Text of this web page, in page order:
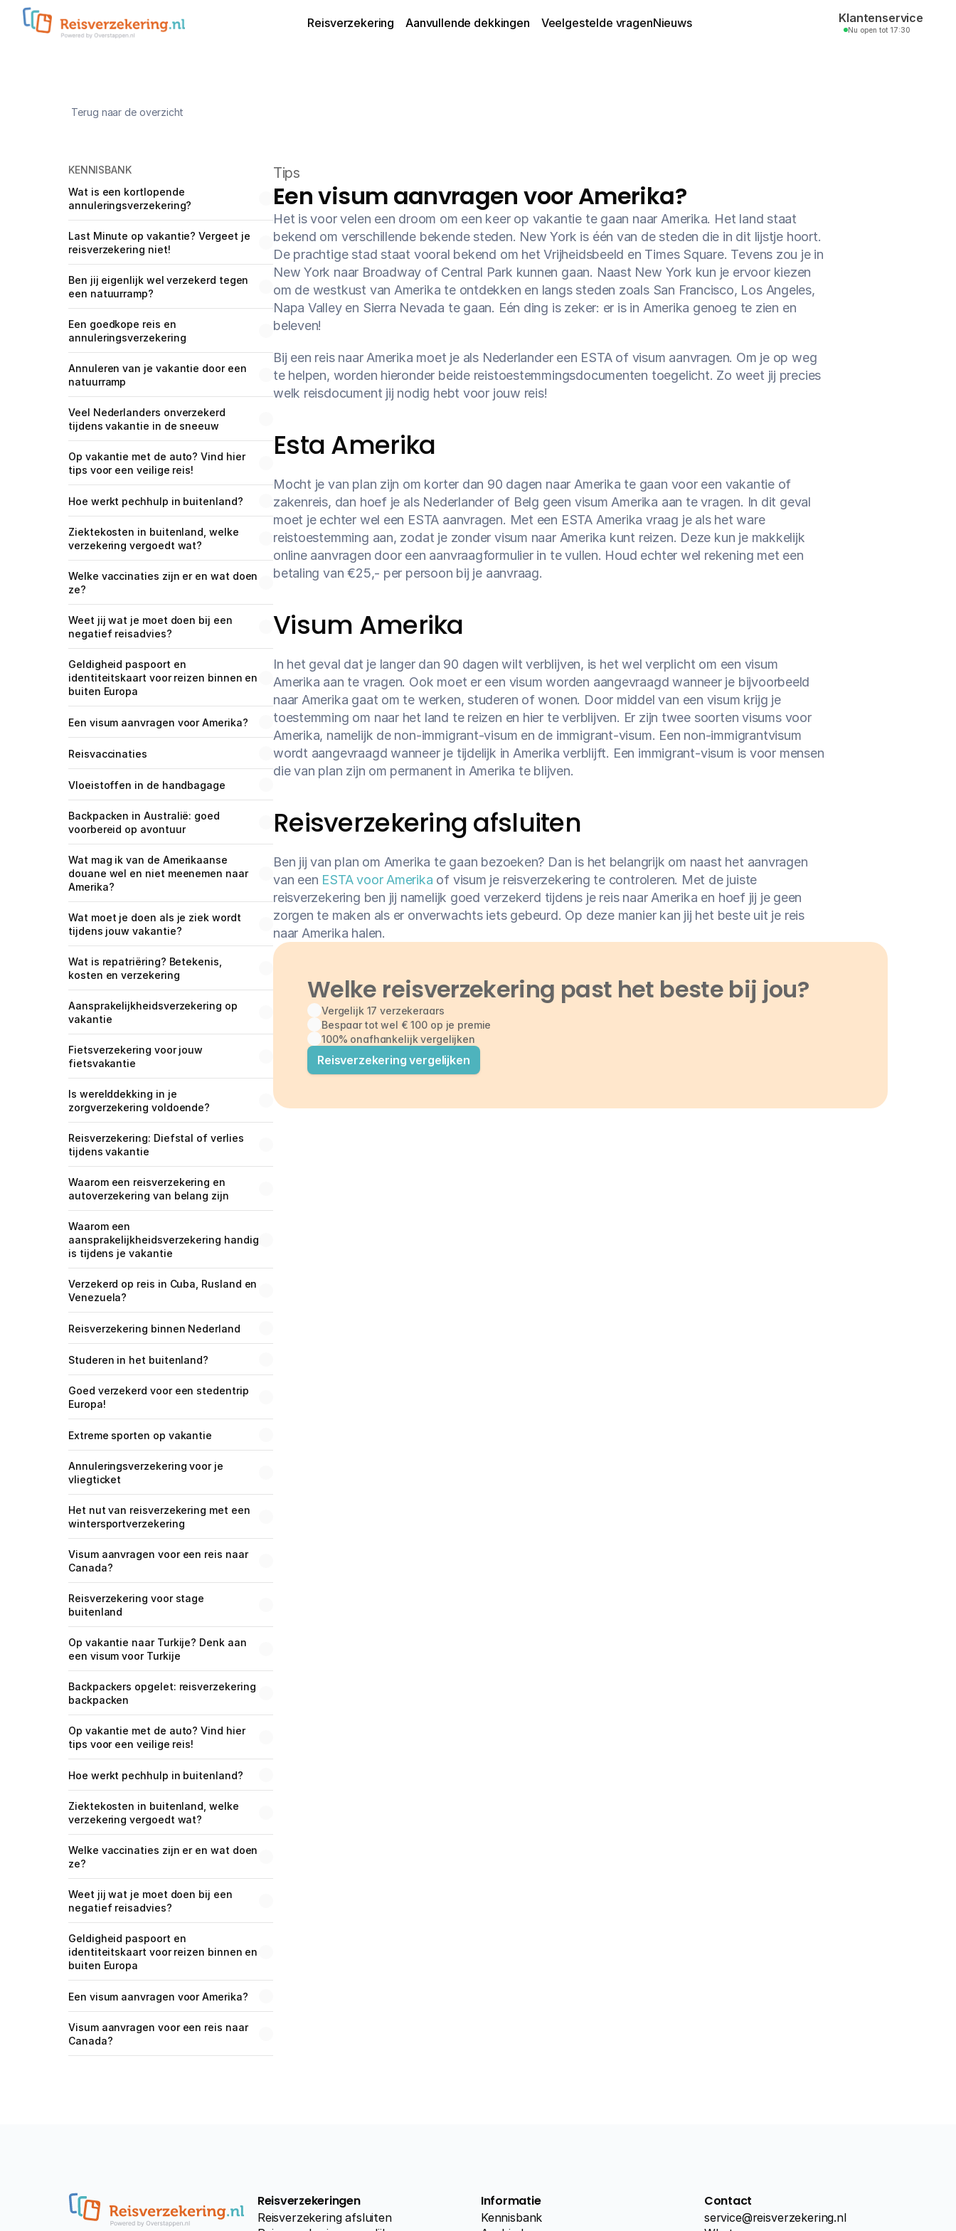
Terug naar de overzicht
KENNISBANK
Wat is een kortlopende
annuleringsverzekering?
Last Minute op vakantie? Vergeet je
reisverzekering niet!
Ben jij eigenlijk wel verzekerd tegen
een natuurramp?
Een goedkope reis en
annuleringsverzekering
Annuleren van je vakantie door een
natuurramp
Veel Nederlanders onverzekerd
tijdens vakantie in de sneeuw
Op vakantie met de auto? Vind hier
tips voor een veilige reis!
Hoe werkt pechhulp in buitenland?
Ziektekosten in buitenland, welke
verzekering vergoedt wat?
Welke vaccinaties zijn er en wat doen
ze?
Weet jij wat je moet doen bij een
negatief reisadvies?
Geldigheid paspoort en
identiteitskaart voor reizen binnen en
buiten Europa
Een visum aanvragen voor Amerika?
Reisvaccinaties
Vloeistoffen in de handbagage
Backpacken in Australië: goed
voorbereid op avontuur
Wat mag ik van de Amerikaanse
douane wel en niet meenemen naar
Amerika?
Wat moet je doen als je ziek wordt
tijdens jouw vakantie?
Wat is repatriëring? Betekenis,
kosten en verzekering
Aansprakelijkheidsverzekering op
vakantie
Fietsverzekering voor jouw
fietsvakantie
Is werelddekking in je
zorgverzekering voldoende?
Reisverzekering: Diefstal of verlies
tijdens vakantie
Waarom een reisverzekering en
autoverzekering van belang zijn
Waarom een
aansprakelijkheidsverzekering handig
is tijdens je vakantie
Verzekerd op reis in Cuba, Rusland en
Venezuela?
Reisverzekering binnen Nederland
Studeren in het buitenland?
Goed verzekerd voor een stedentrip
Europa!
Extreme sporten op vakantie
Annuleringsverzekering voor je
vliegticket
Het nut van reisverzekering met een
wintersportverzekering
Visum aanvragen voor een reis naar
Canada?
Reisverzekering voor stage
buitenland
Op vakantie naar Turkije? Denk aan
een visum voor Turkije
Backpackers opgelet: reisverzekering
backpacken
Op vakantie met de auto? Vind hier
tips voor een veilige reis!
Hoe werkt pechhulp in buitenland?
Ziektekosten in buitenland, welke
verzekering vergoedt wat?
Welke vaccinaties zijn er en wat doen
ze?
Weet jij wat je moet doen bij een
negatief reisadvies?
Geldigheid paspoort en
identiteitskaart voor reizen binnen en
buiten Europa
Een visum aanvragen voor Amerika?
Visum aanvragen voor een reis naar
Canada?
Tips
Een visum aanvragen voor Amerika?
Het is voor velen een droom om een keer op vakantie te gaan naar Amerika. Het land staat
bekend om verschillende bekende steden. New York is één van de steden die in dit lijstje hoort.
De prachtige stad staat vooral bekend om het Vrijheidsbeeld en Times Square. Tevens zou je in
New York naar Broadway of Central Park kunnen gaan. Naast New York kun je ervoor kiezen
om de westkust van Amerika te ontdekken en langs steden zoals San Francisco, Los Angeles,
Napa Valley en Sierra Nevada te gaan. Eén ding is zeker: er is in Amerika genoeg te zien en
beleven!
Bij een reis naar Amerika moet je als Nederlander een ESTA of visum aanvragen. Om je op weg
te helpen, worden hieronder beide reistoestemmingsdocumenten toegelicht. Zo weet jij precies
welk reisdocument jij nodig hebt voor jouw reis!
Esta Amerika
Mocht je van plan zijn om korter dan 90 dagen naar Amerika te gaan voor een vakantie of
zakenreis, dan hoef je als Nederlander of Belg geen visum Amerika aan te vragen. In dit geval
moet je echter wel een ESTA aanvragen. Met een ESTA Amerika vraag je als het ware
reistoestemming aan, zodat je zonder visum naar Amerika kunt reizen. Deze kun je makkelijk
online aanvragen door een aanvraagformulier in te vullen. Houd echter wel rekening met een
betaling van €25,- per persoon bij je aanvraag.
Visum Amerika
In het geval dat je langer dan 90 dagen wilt verblijven, is het wel verplicht om een visum
Amerika aan te vragen. Ook moet er een visum worden aangevraagd wanneer je bijvoorbeeld
naar Amerika gaat om te werken, studeren of wonen. Door middel van een visum krijg je
toestemming om naar het land te reizen en hier te verblijven. Er zijn twee soorten visums voor
Amerika, namelijk de non-immigrant-visum en de immigrant-visum. Een non-immigrantvisum
wordt aangevraagd wanneer je tijdelijk in Amerika verblijft. Een immigrant-visum is voor mensen
die van plan zijn om permanent in Amerika te blijven.
Reisverzekering afsluiten
Ben jij van plan om Amerika te gaan bezoeken? Dan is het belangrijk om naast het aanvragen
van een ESTA voor Amerika of visum je reisverzekering te controleren. Met de juiste
reisverzekering ben jij namelijk goed verzekerd tijdens je reis naar Amerika en hoef jij je geen
zorgen te maken als er onverwachts iets gebeurd. Op deze manier kan jij het beste uit je reis
naar Amerika halen.
Welke reisverzekering past het beste bij jou?
Vergelijk 17 verzekeraars
Bespaar tot wel € 100 op je premie
100% onafhankelijk vergelijken
Reisverzekering vergelijken
Reisverzekeringen
Reisverzekering afsluiten
Informatie
Kennisbank
Contact
service@reisverzekering.nl
Reisverzekering Aanvullende dekkingen Veelgestelde vragenNieuws Klantenservice
Nu open tot 17:30